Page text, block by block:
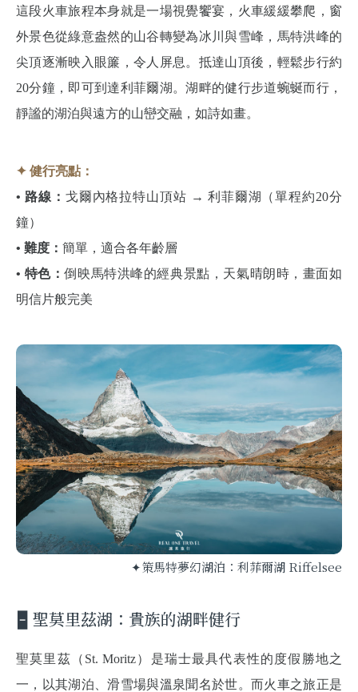
這段火車旅程本身就是一場視覺饗宴，火車緩緩攀爬，窗
外景色從綠意盎然的山谷轉變為冰川與雪峰，馬特洪峰的
尖頂逐漸映入眼簾，令人屏息。抵達山頂後，輕鬆步行約
20分鐘，即可到達利菲爾湖。湖畔的健行步道蜿蜒而行，
靜謐的湖泊與遠方的山巒交融，如詩如畫。
✦ 健行亮點：
• 路線： 戈爾內格拉特山頂站 → 利菲爾湖（單程約20分
鐘）
• 難度： 簡單，適合各年齡層
• 特色：倒映馬特洪峰的經典景點，天氣晴朗時，畫面如
明信片般完美
✦策馬特夢幻湖泊：利菲爾湖 Riffelsee
🁢 聖莫里茲湖：貴族的湖畔健行
聖莫里茲（St. Moritz）是瑞士最具代表性的度假勝地之
一，以其湖泊、滑雪場與溫泉聞名於世。而火車之旅正是